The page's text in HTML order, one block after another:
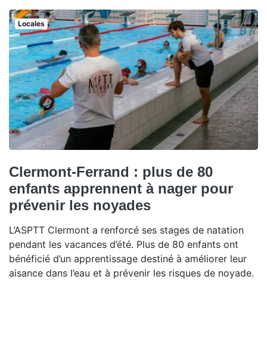
Locales
Clermont-Ferrand : plus de 80
enfants apprennent à nager pour
prévenir les noyades
L’ASPTT Clermont a renforcé ses stages de natation
pendant les vacances d’été. Plus de 80 enfants ont
bénéficié d’un apprentissage destiné à améliorer leur
aisance dans l’eau et à prévenir les risques de noyade.